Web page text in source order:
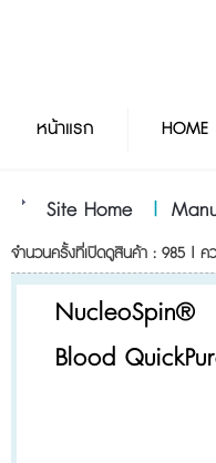
หน้าแรก HOME
Site Home |
จำนวนครั้งที่เปิดดูสินค้า : 985 | ค
NucleoSpin®
Blood